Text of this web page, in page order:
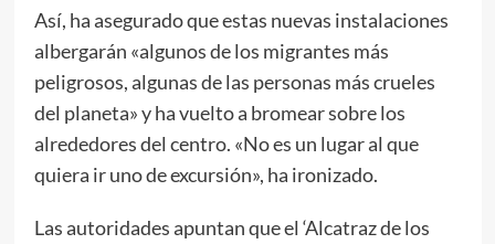
Así, ha asegurado que estas nuevas instalaciones
albergarán «algunos de los migrantes más
peligrosos, algunas de las personas más crueles
del planeta» y ha vuelto a bromear sobre los
alrededores del centro. «No es un lugar al que
quiera ir uno de excursión», ha ironizado.
Las autoridades apuntan que el ‘Alcatraz de los